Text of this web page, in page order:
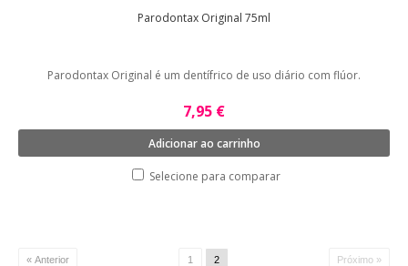
Parodontax Original 75ml
Parodontax Original é um dentífrico de uso diário com flúor.
7,95 €
Adicionar ao carrinho
Selecione para comparar
« Anterior 1 2 Próximo »